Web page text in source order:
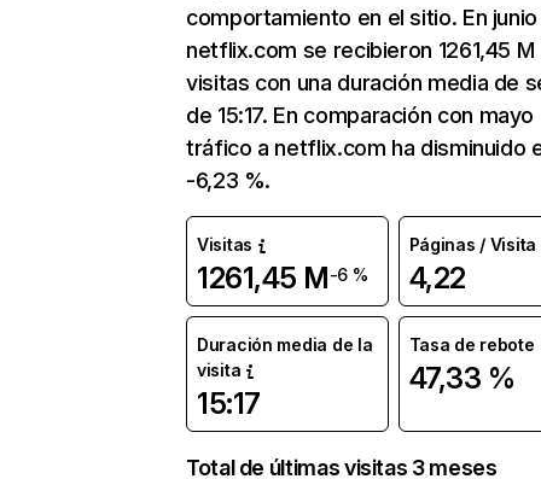
comportamiento en el sitio. En junio
netflix.com se recibieron 1261,45 M
visitas con una duración media de
de 15:17. En comparación con mayo
tráfico a netflix.com ha disminuido
-6,23 %.
Visitas
1261,45 M-6 %
Páginas / Visita
4,22
Duración media de la
visita
15:17
Tasa de rebote
47,33 %
Total de últimas visitas 3 meses